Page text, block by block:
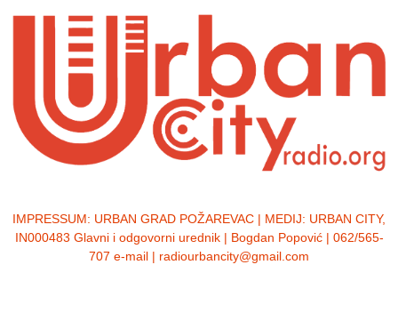
IMPRESSUM: URBAN GRAD POŽAREVAC | MEDIJ: URBAN CITY,
IN000483 Glavni i odgovorni urednik | Bogdan Popović | 062/565-
707 e-mail | radiourbancity@gmail.com